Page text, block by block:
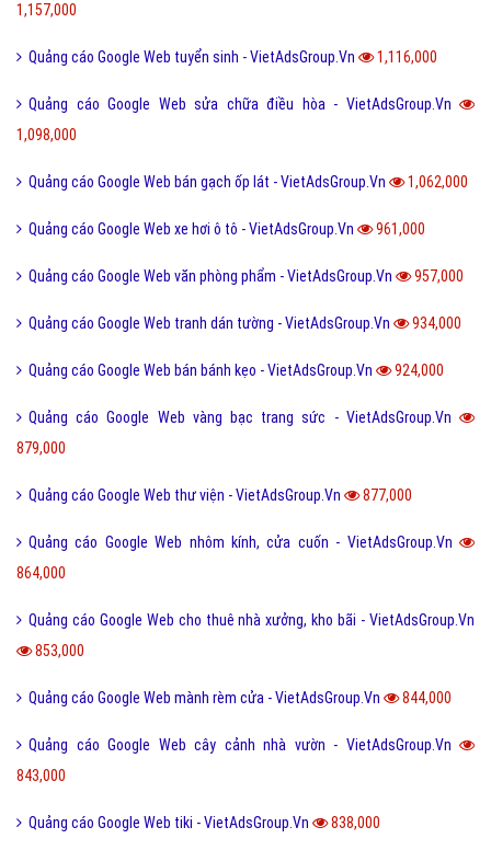
1,157,000
Quảng cáo Google Web tuyển sinh - VietAdsGroup.Vn 1,116,000
Quảng cáo Google Web sửa chữa điều hòa - VietAdsGroup.Vn
1,098,000
Quảng cáo Google Web bán gạch ốp lát - VietAdsGroup.Vn 1,062,000
Quảng cáo Google Web xe hơi ô tô - VietAdsGroup.Vn 961,000
Quảng cáo Google Web văn phòng phẩm - VietAdsGroup.Vn 957,000
Quảng cáo Google Web tranh dán tường - VietAdsGroup.Vn 934,000
Quảng cáo Google Web bán bánh kẹo - VietAdsGroup.Vn 924,000
Quảng cáo Google Web vàng bạc trang sức - VietAdsGroup.Vn
879,000
Quảng cáo Google Web thư viện - VietAdsGroup.Vn 877,000
Quảng cáo Google Web nhôm kính, cửa cuốn - VietAdsGroup.Vn
864,000
Quảng cáo Google Web cho thuê nhà xưởng, kho bãi - VietAdsGroup.Vn
853,000
Quảng cáo Google Web mành rèm cửa - VietAdsGroup.Vn 844,000
Quảng cáo Google Web cây cảnh nhà vườn - VietAdsGroup.Vn
843,000
Quảng cáo Google Web tiki - VietAdsGroup.Vn 838,000